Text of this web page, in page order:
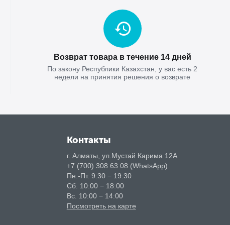
Возврат товара в течение 14 дней
По закону Республики Казахстан, у вас есть 2
недели на принятия решения о возврате
Контакты
г. Алматы, ул.Мустай Карима 12А
+7 (700) 308 63 08 (WhatsApp)
Пн.-Пт. 9:30 − 19:30
Сб. 10:00 − 18:00
Вс. 10:00 − 14:00
Посмотреть на карте